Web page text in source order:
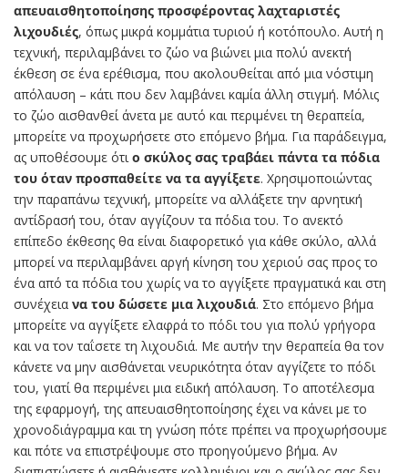
απευαισθητοποίησης προσφέροντας λαχταριστές
λιχουδιές, όπως μικρά κομμάτια τυριού ή κοτόπουλο. Αυτή η
τεχνική, περιλαμβάνει το ζώο να βιώνει μια πολύ ανεκτή
έκθεση σε ένα ερέθισμα, που ακολουθείται από μια νόστιμη
απόλαυση – κάτι που δεν λαμβάνει καμία άλλη στιγμή. Μόλις
το ζώο αισθανθεί άνετα με αυτό και περιμένει τη θεραπεία,
μπορείτε να προχωρήσετε στο επόμενο βήμα. Για παράδειγμα,
ας υποθέσουμε ότιο σκύλος σας τραβάει πάντα τα πόδια
του όταν προσπαθείτε να τα αγγίξετε. Χρησιμοποιώντας
την παραπάνω τεχνική, μπορείτε να αλλάξετε την αρνητική
αντίδρασή του, όταν αγγίζουν τα πόδια του. Το ανεκτό
επίπεδο έκθεσης θα είναι διαφορετικό για κάθε σκύλο, αλλά
μπορεί να περιλαμβάνει αργή κίνηση του χεριού σας προς το
ένα από τα πόδια του χωρίς να το αγγίξετε πραγματικά και στη
συνέχεια να του δώσετε μια λιχουδιά. Στο επόμενο βήμα
μπορείτε να αγγίξετε ελαφρά το πόδι του για πολύ γρήγορα
και να τον ταΐσετε τη λιχουδιά. Με αυτήν την θεραπεία θα τον
κάνετε να μην αισθάνεται νευρικότητα όταν αγγίζετε το πόδι
του, γιατί θα περιμένει μια ειδική απόλαυση. Το αποτέλεσμα
της εφαρμογή, της απευαισθητοποίησης έχει να κάνει με το
χρονοδιάγραμμα και τη γνώση πότε πρέπει να προχωρήσουμε
και πότε να επιστρέψουμε στο προηγούμενο βήμα. Αν